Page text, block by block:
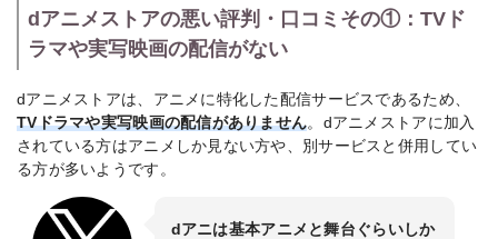
dアニメストアの悪い評判・口コミその①：TVド
ラマや実写映画の配信がない
dアニメストアは、アニメに特化した配信サービスであるため、
TVドラマや実写映画の配信がありません。dアニメストアに加入
されている方はアニメしか見ない方や、別サービスと併用してい
る方が多いようです。
dアニは基本アニメと舞台ぐらいしか